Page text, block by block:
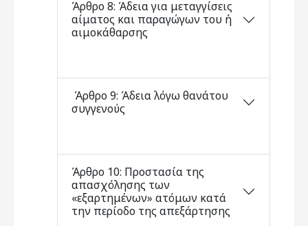
Άρθρο 8: Άδεια για μεταγγίσεις
αίματος και παραγώγων του ή
αιμοκάθαρσης
Άρθρο 9: Άδεια λόγω θανάτου
συγγενούς
Άρθρο 10: Προστασία της
απασχόλησης των
«εξαρτημένων» ατόμων κατά
την περίοδο της απεξάρτησης